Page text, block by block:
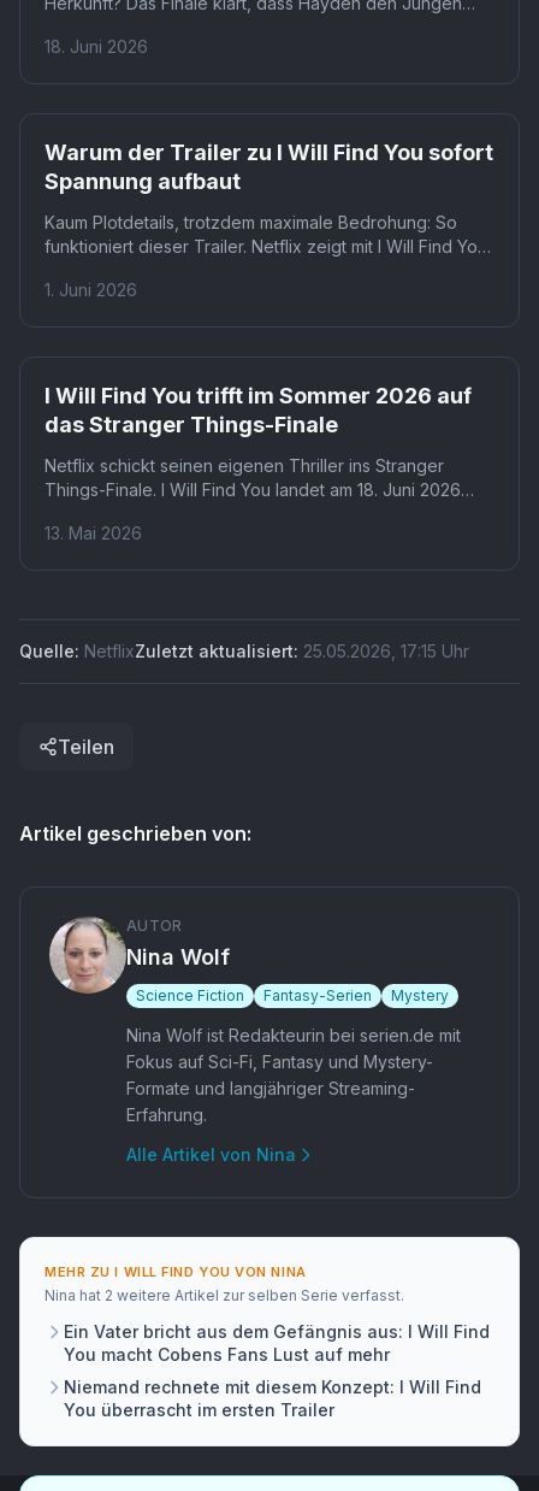
doch die Rolle von Madeleine Stowes Figur bleibt
18. Juni 2026
Netflix
Warum der Trailer zu I Will Find You sofort
Spannung aufbaut
Kaum Plotdetails, trotzdem maximale Bedrohung: So
funktioniert dieser Trailer. Netflix zeigt mit I Will Find You
Handlungsinformationen aber bewusst zurück. Der
1. Juni 2026
Netflix
I Will Find You trifft im Sommer 2026 auf
das Stranger Things-Finale
Netflix schickt seinen eigenen Thriller ins Stranger
Things-Finale. I Will Find You landet am 18. Juni 2026
Produktionen trotzdem regelmäßig funktionieren, macht
13. Mai 2026
Quelle: NetflixZuletzt aktualisiert: 25.05.2026 17:15 Uhr
Teilen
Artikel geschrieben von:
AUTOR
Nina Wolf
Science Fiction Fantasy-Serien Mystery
Nina Wolf ist Redakteurin bei serien.de mit
Fokus auf Sci-Fi, Fantasy und Mystery-
Formate und langjähriger Streaming-
Erfahrung.
Alle Artikel von Nina
MEHR ZUI WILL FIND YOU VONNINA
Nina hat 2 weitere Artikel zur selben Serie verfasst.
Ein Vater bricht aus dem Gefängnis aus: I Will Find
You macht Cobens Fans Lust auf mehr
Niemand rechnete mit diesem Konzept: I Will Find
You überrascht im ersten Trailer